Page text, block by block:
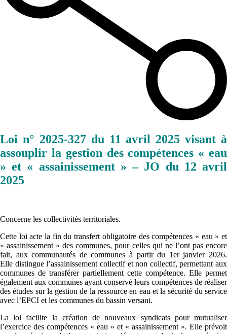
Loi n° 2025-327 du 11 avril 2025 visant à
assouplir la gestion des compétences « eau
» et « assainissement » – JO du 12 avril
2025
Concerne les collectivités territoriales.
Cette loi acte la fin du transfert obligatoire des compétences « eau » et
« assainissement » des communes, pour celles qui ne l’ont pas encore
fait, aux communautés de communes à partir du 1er janvier 2026.
Elle distingue l’assainissement collectif et non collectif, permettant aux
communes de transférer partiellement cette compétence. Elle permet
également aux communes ayant conservé leurs compétences de réaliser
des études sur la gestion de la ressource en eau et la sécurité du service
avec l’EPCI et les communes du bassin versant.
La loi facilite la création de nouveaux syndicats pour mutualiser
l’exercice des compétences « eau » et « assainissement ». Elle prévoit